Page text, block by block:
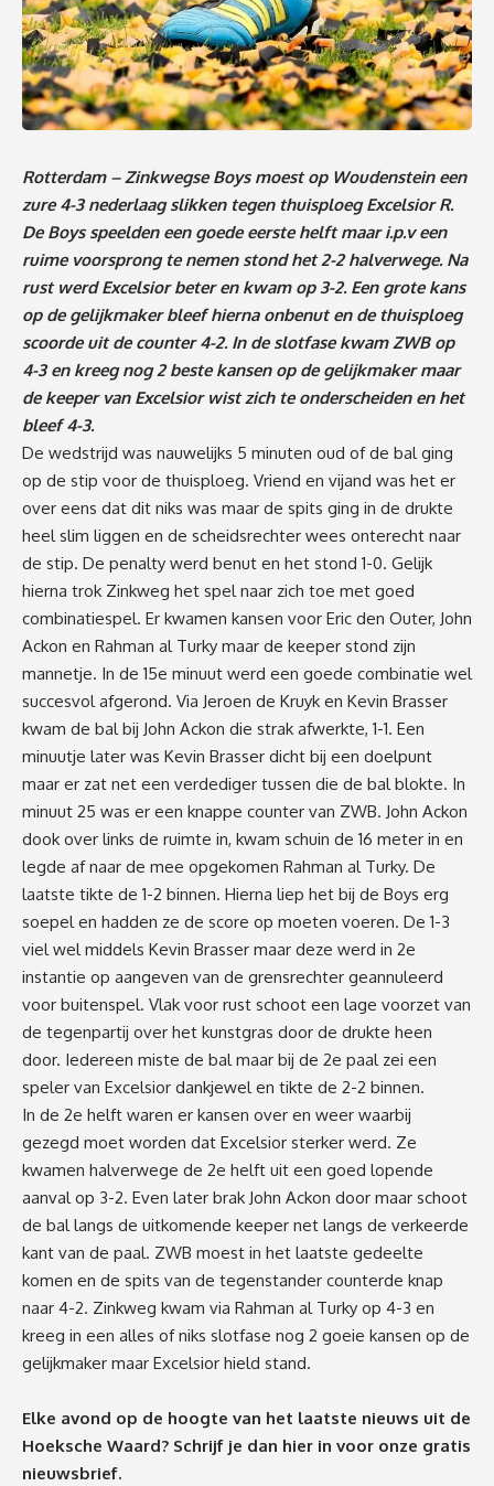
Rotterdam – Zinkwegse Boys moest op Woudenstein een
zure 4-3 nederlaag slikken tegen thuisploeg Excelsior R.
De Boys speelden een goede eerste helft maar i.p.v een
ruime voorsprong te nemen stond het 2-2 halverwege. Na
rust werd Excelsior beter en kwam op 3-2. Een grote kans
op de gelijkmaker bleef hierna onbenut en de thuisploeg
scoorde uit de counter 4-2. In de slotfase kwam ZWB op
4-3 en kreeg nog 2 beste kansen op de gelijkmaker maar
de keeper van Excelsior wist zich te onderscheiden en het
bleef 4-3.
De wedstrijd was nauwelijks 5 minuten oud of de bal ging
op de stip voor de thuisploeg. Vriend en vijand was het er
over eens dat dit niks was maar de spits ging in de drukte
heel slim liggen en de scheidsrechter wees onterecht naar
de stip. De penalty werd benut en het stond 1-0. Gelijk
hierna trok Zinkweg het spel naar zich toe met goed
combinatiespel. Er kwamen kansen voor Eric den Outer, John
Ackon en Rahman al Turky maar de keeper stond zijn
mannetje. In de 15e minuut werd een goede combinatie wel
succesvol afgerond. Via Jeroen de Kruyk en Kevin Brasser
kwam de bal bij John Ackon die strak afwerkte, 1-1. Een
minuutje later was Kevin Brasser dicht bij een doelpunt
maar er zat net een verdediger tussen die de bal blokte. In
minuut 25 was er een knappe counter van ZWB. John Ackon
dook over links de ruimte in, kwam schuin de 16 meter in en
legde af naar de mee opgekomen Rahman al Turky. De
laatste tikte de 1-2 binnen. Hierna liep het bij de Boys erg
soepel en hadden ze de score op moeten voeren. De 1-3
viel wel middels Kevin Brasser maar deze werd in 2e
instantie op aangeven van de grensrechter geannuleerd
voor buitenspel. Vlak voor rust schoot een lage voorzet van
de tegenpartij over het kunstgras door de drukte heen
door. Iedereen miste de bal maar bij de 2e paal zei een
speler van Excelsior dankjewel en tikte de 2-2 binnen.
In de 2e helft waren er kansen over en weer waarbij
gezegd moet worden dat Excelsior sterker werd. Ze
kwamen halverwege de 2e helft uit een goed lopende
aanval op 3-2. Even later brak John Ackon door maar schoot
de bal langs de uitkomende keeper net langs de verkeerde
kant van de paal. ZWB moest in het laatste gedeelte
komen en de spits van de tegenstander counterde knap
naar 4-2. Zinkweg kwam via Rahman al Turky op 4-3 en
kreeg in een alles of niks slotfase nog 2 goeie kansen op de
gelijkmaker maar Excelsior hield stand.
Elke avond op de hoogte van het laatste nieuws uit de
Hoeksche Waard? Schrijf je dan hier in voor onze gratis
nieuwsbrief.